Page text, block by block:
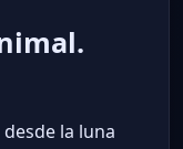
la luna